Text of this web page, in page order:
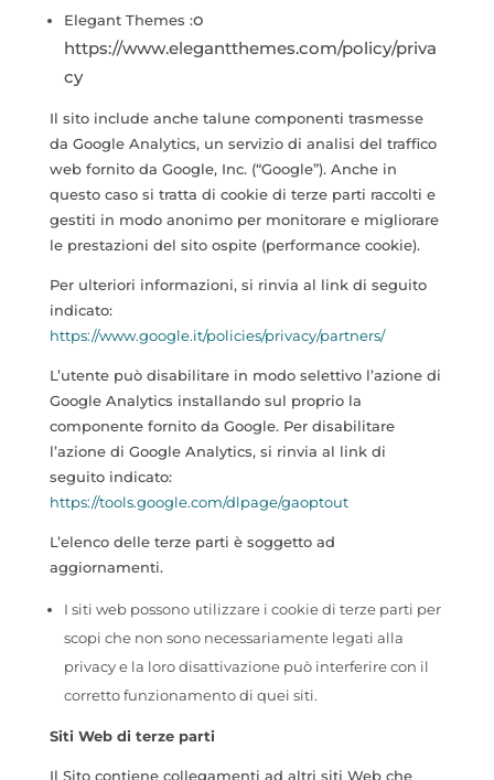
Elegant Themes :o
https://www.elegantthemes.com/policy/priva
cy
Il sito include anche talune componenti trasmesse
da Google Analytics, un servizio di analisi del traffico
web fornito da Google, Inc. (“Google”). Anche in
questo caso si tratta di cookie di terze parti raccolti e
gestiti in modo anonimo per monitorare e migliorare
le prestazioni del sito ospite (performance cookie).
Per ulteriori informazioni, si rinvia al link di seguito
indicato:
https://www.google.it/policies/privacy/partners/
L’utente può disabilitare in modo selettivo l’azione di
Google Analytics installando sul proprio la
componente fornito da Google. Per disabilitare
l’azione di Google Analytics, si rinvia al link di
seguito indicato:
https://tools.google.com/dlpage/gaoptout
L’elenco delle terze parti è soggetto ad
aggiornamenti.
I siti web possono utilizzare i cookie di terze parti per
scopi che non sono necessariamente legati alla
privacy e la loro disattivazione può interferire con il
corretto funzionamento di quei siti.
Siti Web di terze parti
Il Sito contiene collegamenti ad altri siti Web che